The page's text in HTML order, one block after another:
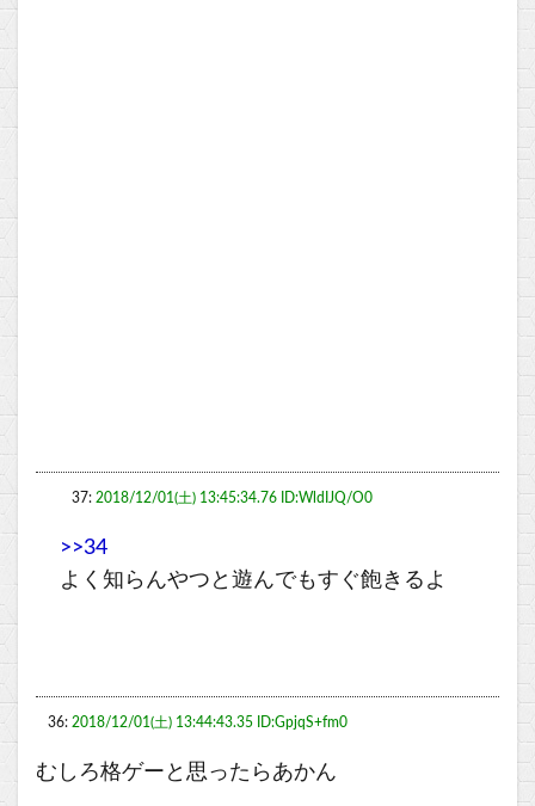
37: 2018/12/01(土) 13:45:34.76 ID:WldIJQ/O0
>>34
よく知らんやつと遊んでもすぐ飽きるよ
36: 2018/12/01(土) 13:44:43.35 ID:GpjqS+fm0
むしろ格ゲーと思ったらあかん